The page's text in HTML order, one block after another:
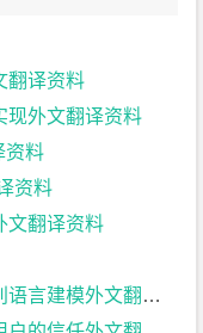
翻译资料
现外文翻译资料
资料
资料
文翻译资料
建模外文翻译资料